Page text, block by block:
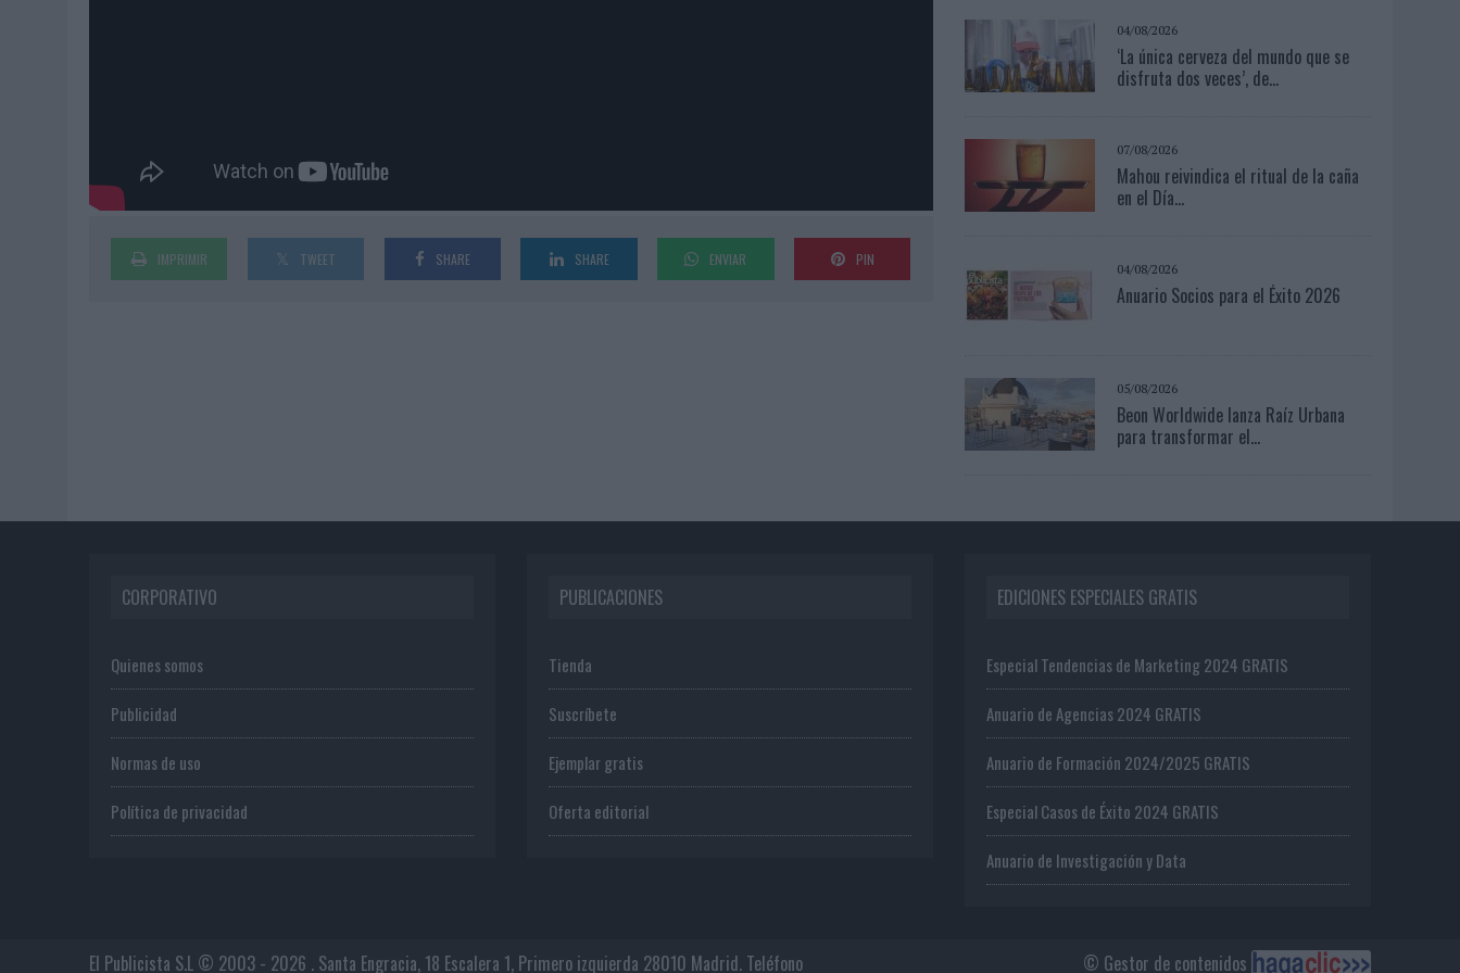
IMPRIMIR TWEET SHARE SHARE ENVIAR PIN
04/08/2026
‘La única cerveza del mundo que se
disfruta dos veces’, de...
07/08/2026
Mahou reivindica el ritual de la caña
en el Día...
04/08/2026
Anuario Socios para el Éxito 2026
05/08/2026
Beon Worldwide lanza Raíz Urbana
para transformar el...
CORPORATIVO
Quienes somos
Publicidad
Normas de uso
Política de privacidad
PUBLICACIONES
Tienda
Suscríbete
Ejemplar gratis
Oferta editorial
EDICIONES ESPECIALES GRATIS
Especial Tendencias de Marketing 2024 GRATIS
Anuario de Agencias 2024 GRATIS
Anuario de Formación 2024/2025 GRATIS
Especial Casos de Éxito 2024 GRATIS
Anuario de Investigación y Data
© Gestor de contenidos
El Publicista S.L © 2003 - 2026 . Santa Engracia, 18 Escalera 1, Primero izquierda 28010 Madrid. Teléfono